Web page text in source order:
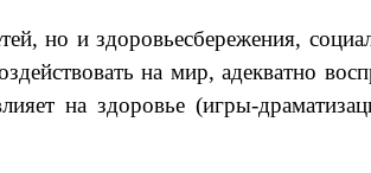
но и здоровьесбережения,
на мир, адекватно
на здоровье (игры-